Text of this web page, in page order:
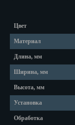
Цвет
Материал
Длина, мм
Ширина, мм
Высота, мм
Установка
Обработка